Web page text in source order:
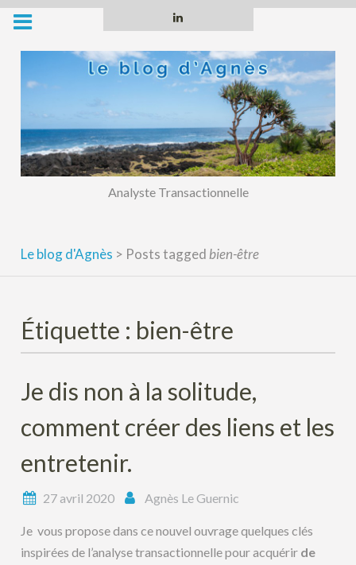
Skip
content
Analyste Transactionnelle
Le blog d'Agnès > Posts taggedbien-être
Étiquette : bien-être
Je dis non à la solitude,
comment créer des liens et les
entretenir.
27 avril 2020 Agnès Le Guernic
Je vous propose dans ce nouvel ouvrage quelques clés
inspirées de l’analyse transactionnelle pour acquérir de